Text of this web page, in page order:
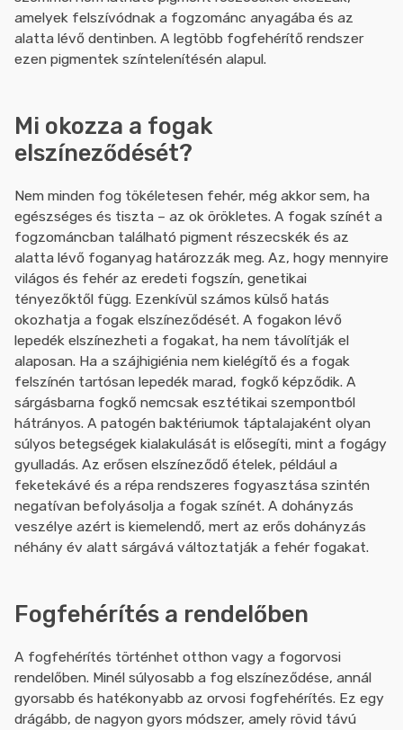
amelyek felszívódnak a fogzománc anyagába és az
alatta lévő dentinben. A legtöbb fogfehérítő rendszer
ezen pigmentek színtelenítésén alapul.
Mi okozza a fogak
elszíneződését?
Nem minden fog tökéletesen fehér, még akkor sem, ha
egészséges és tiszta – az ok örökletes. A fogak színét a
fogzománcban található pigment részecskék és az
alatta lévő foganyag határozzák meg. Az, hogy mennyire
világos és fehér az eredeti fogszín, genetikai
tényezőktől függ. Ezenkívül számos külső hatás
okozhatja a fogak elszíneződését. A fogakon lévő
lepedék elszínezheti a fogakat, ha nem távolítják el
alaposan. Ha a szájhigiénia nem kielégítő és a fogak
felszínén tartósan lepedék marad, fogkő képződik. A
sárgásbarna fogkő nemcsak esztétikai szempontból
hátrányos. A patogén baktériumok táptalajaként olyan
súlyos betegségek kialakulását is elősegíti, mint a fogágy
gyulladás. Az erősen elszíneződő ételek, például a
feketekávé és a répa rendszeres fogyasztása szintén
negatívan befolyásolja a fogak színét. A dohányzás
veszélye azért is kiemelendő, mert az erős dohányzás
néhány év alatt sárgává változtatják a fehér fogakat.
Fogfehérítés a rendelőben
A fogfehérítés történhet otthon vagy a fogorvosi
rendelőben. Minél súlyosabb a fog elszíneződése, annál
gyorsabb és hatékonyabb az orvosi fogfehérítés. Ez egy
drágább, de nagyon gyors módszer, amely rövid távú